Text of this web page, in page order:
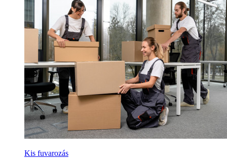
Kis fuvarozás